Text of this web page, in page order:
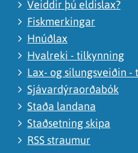
Veiddir þú eldislax?
Fiskmerkingar
Hnúðlax
Hvalreki - tilkynning
Lax- og silungsveiðin -
Sjávardýraorðabók
Staða landana
Staðsetning skipa
RSS straumur